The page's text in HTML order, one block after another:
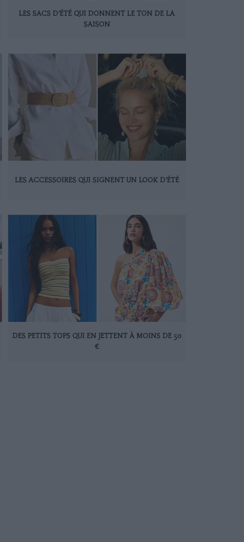
LES SACS D’ÉTÉ QUI DONNENT LE TON DE LA
SAISON
LES ACCESSOIRES QUI SIGNENT UN LOOK D’ÉTÉ
DES PETITS TOPS QUI EN JETTENT À MOINS DE 50
€